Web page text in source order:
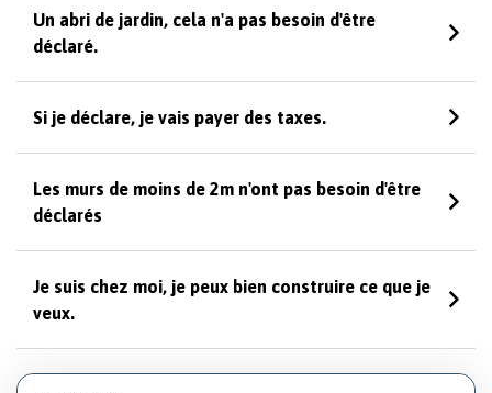
Un abri de jardin, cela n'a pas besoin d'être
déclaré.
Si je déclare, je vais payer des taxes.
Les murs de moins de 2m n'ont pas besoin d'être
déclarés
Je suis chez moi, je peux bien construire ce que je
veux.